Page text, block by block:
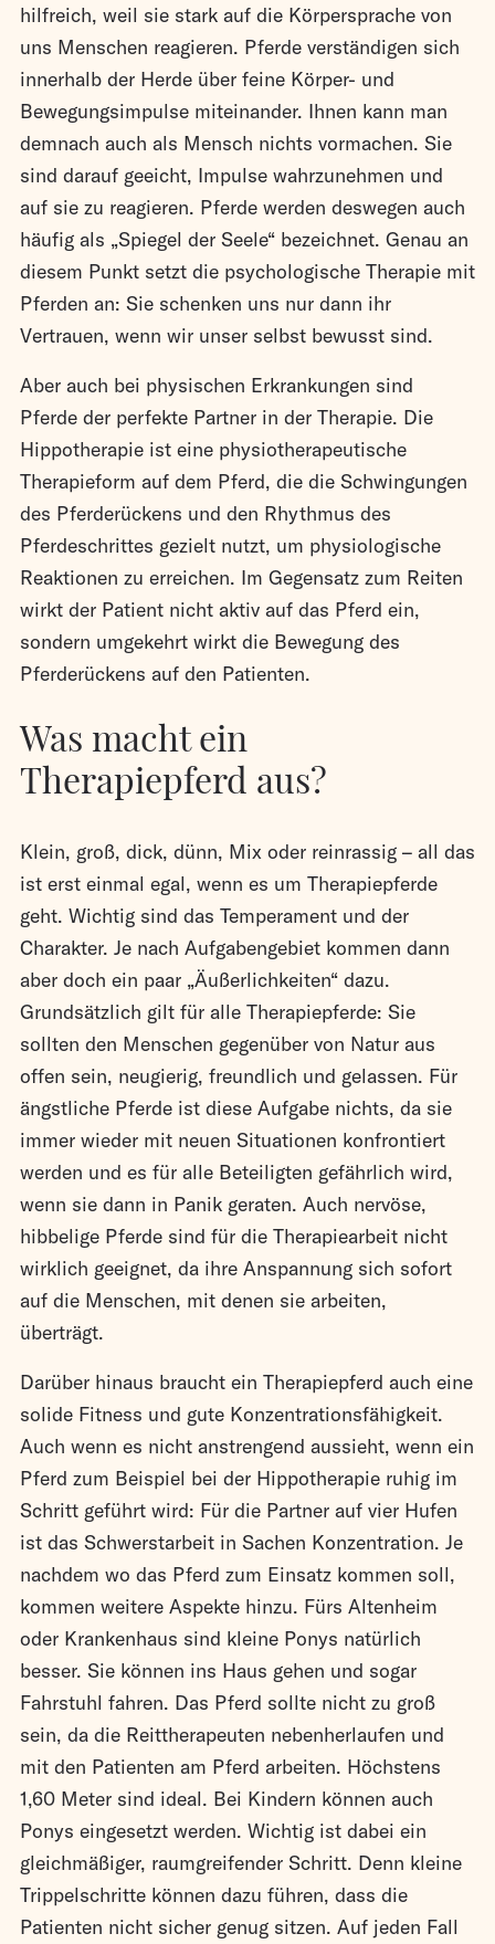
hilfreich, weil sie stark auf die Körpersprache von
uns Menschen reagieren. Pferde verständigen sich
innerhalb der Herde über feine Körper- und
Bewegungsimpulse miteinander. Ihnen kann man
demnach auch als Mensch nichts vormachen. Sie
sind darauf geeicht, Impulse wahrzunehmen und
auf sie zu reagieren. Pferde werden deswegen auch
häufig als „Spiegel der Seele“ bezeichnet. Genau an
diesem Punkt setzt die psychologische Therapie mit
Pferden an: Sie schenken uns nur dann ihr
Vertrauen, wenn wir unser selbst bewusst sind.
Aber auch bei physischen Erkrankungen sind
Pferde der perfekte Partner in der Therapie. Die
Hippotherapie ist eine physiotherapeutische
Therapieform auf dem Pferd, die die Schwingungen
des Pferderückens und den Rhythmus des
Pferdeschrittes gezielt nutzt, um physiologische
Reaktionen zu erreichen. Im Gegensatz zum Reiten
wirkt der Patient nicht aktiv auf das Pferd ein,
sondern umgekehrt wirkt die Bewegung des
Pferderückens auf den Patienten.
Was macht ein
Therapiepferd aus?
Klein, groß, dick, dünn, Mix oder reinrassig – all das
ist erst einmal egal, wenn es um Therapiepferde
geht. Wichtig sind das Temperament und der
Charakter. Je nach Aufgabengebiet kommen dann
aber doch ein paar „Äußerlichkeiten“ dazu.
Grundsätzlich gilt für alle Therapiepferde: Sie
sollten den Menschen gegenüber von Natur aus
offen sein, neugierig, freundlich und gelassen. Für
ängstliche Pferde ist diese Aufgabe nichts, da sie
immer wieder mit neuen Situationen konfrontiert
werden und es für alle Beteiligten gefährlich wird,
wenn sie dann in Panik geraten. Auch nervöse,
hibbelige Pferde sind für die Therapiearbeit nicht
wirklich geeignet, da ihre Anspannung sich sofort
auf die Menschen, mit denen sie arbeiten,
überträgt.
Darüber hinaus braucht ein Therapiepferd auch eine
solide Fitness und gute Konzentrationsfähigkeit.
Auch wenn es nicht anstrengend aussieht, wenn ein
Pferd zum Beispiel bei der Hippotherapie ruhig im
Schritt geführt wird: Für die Partner auf vier Hufen
ist das Schwerstarbeit in Sachen Konzentration. Je
nachdem wo das Pferd zum Einsatz kommen soll,
kommen weitere Aspekte hinzu. Fürs Altenheim
oder Krankenhaus sind kleine Ponys natürlich
besser. Sie können ins Haus gehen und sogar
Fahrstuhl fahren. Das Pferd sollte nicht zu groß
sein, da die Reittherapeuten nebenherlaufen und
mit den Patienten am Pferd arbeiten. Höchstens
1,60 Meter sind ideal. Bei Kindern können auch
Ponys eingesetzt werden. Wichtig ist dabei ein
gleichmäßiger, raumgreifender Schritt. Denn kleine
Trippelschritte können dazu führen, dass die
Patienten nicht sicher genug sitzen. Auf jeden Fall